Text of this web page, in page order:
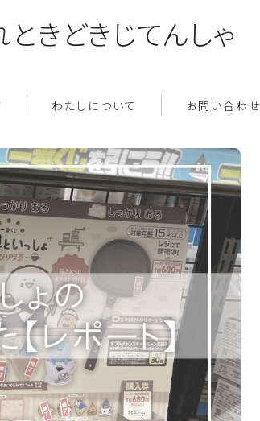
ときどきじてんしゃ
わたしについて お問い合わせ